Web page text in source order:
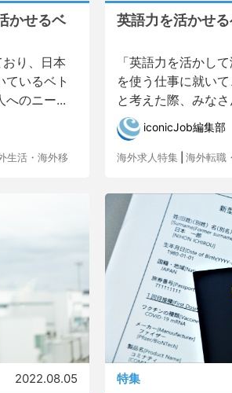
かせるベ
り、日本
ているベト
へのニー...
生活・海外移
英語力を活かせ
「英語力を活かし
を使う仕事に就い
と考えた際、みな
iconicJob編集部
海外求人特集 海外転職
2022.08.05 特集